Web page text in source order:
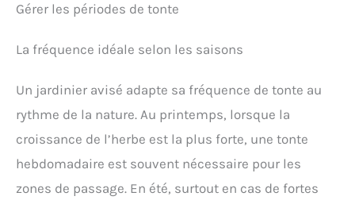
Gérer les périodes de tonte
La fréquence idéale selon les saisons
Un jardinier avisé adapte sa fréquence de tonte au
rythme de la nature. Au printemps, lorsque la
croissance de l’herbe est la plus forte, une tonte
hebdomadaire est souvent nécessaire pour les
zones de passage. En été, surtout en cas de fortes